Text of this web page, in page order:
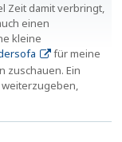
Zeit damit verbringt,
einen
kleine
für meine
zuschauen. Ein
weiterzugeben,